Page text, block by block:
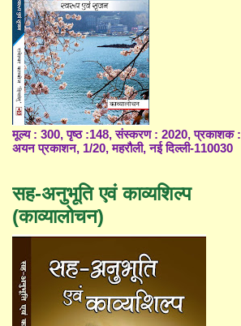
मूल्य : 300, पृष्ठ :148, संस्करण : 2020, प्रकाशक :
अयन प्रकाशन, 1/20, महरौली, नई दिल्ली-110030
सह-अनुभूति एवं काव्यशिल्प
(काव्यालोचन)